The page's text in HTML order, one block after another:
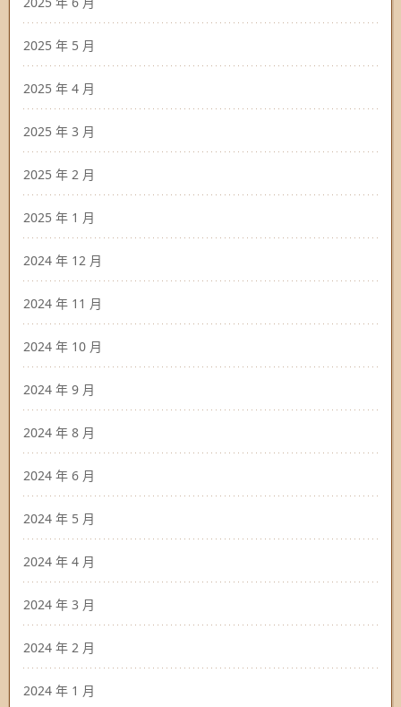
2025 年 5 月
2025 年 4 月
2025 年 3 月
2025 年 2 月
2025 年 1 月
2024 年 12 月
2024 年 11 月
2024 年 10 月
2024 年 9 月
2024 年 8 月
2024 年 6 月
2024 年 5 月
2024 年 4 月
2024 年 3 月
2024 年 2 月
2024 年 1 月